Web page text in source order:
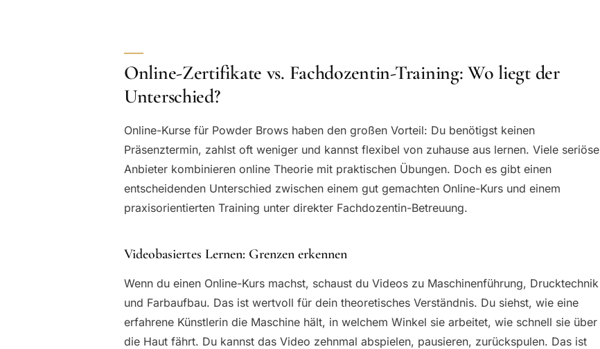
Online-Zertifikate vs. Fachdozentin-Training: Wo liegt der
Unterschied?
Online-Kurse für Powder Brows haben den großen Vorteil: Du benötigst keinen
Präsenztermin, zahlst oft weniger und kannst flexibel von zuhause aus lernen. Viele seriöse
Anbieter kombinieren online Theorie mit praktischen Übungen. Doch es gibt einen
entscheidenden Unterschied zwischen einem gut gemachten Online-Kurs und einem
praxisorientierten Training unter direkter Fachdozentin-Betreuung.
Videobasiertes Lernen: Grenzen erkennen
Wenn du einen Online-Kurs machst, schaust du Videos zu Maschinenführung, Drucktechnik
und Farbaufbau. Das ist wertvoll für dein theoretisches Verständnis. Du siehst, wie eine
erfahrene Künstlerin die Maschine hält, in welchem Winkel sie arbeitet, wie schnell sie über
die Haut fährt. Du kannst das Video zehnmal abspielen, pausieren, zurückspulen. Das ist